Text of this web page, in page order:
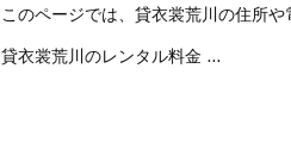
このページでは、貸衣裳荒川の住所
貸衣裳荒川のレンタル料金 ...